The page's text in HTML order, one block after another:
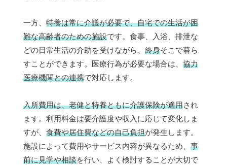
一方、 特養は常に介護が必要で、自宅での生活が困
難な高齢者のための施設です。食事、入浴、排泄な
どの日常生活の介助を受けながら、 終身そこで暮ら
すことができます。医療行為が必要な場合は、 協力
医療機関との連携で対応します。
入所費用は、老健と特養ともに介護保険が適用され
ます。利用料金は要介護度や収入に応じて変化しま
すが、 食費や居住費などの自己負担が発生します。
施設によって費用やサービス内容が異なるため、 事
前に見学や相談を行い、よく検討することが大切で